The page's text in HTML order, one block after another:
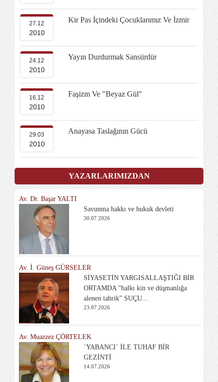
27.12
2010
Kir Pas İçindeki Çocuklarımız Ve İzmir
24.12
2010
Yayın Durdurmak Sansürdür
16.12
2010
Faşizm Ve "Beyaz Gül"
29.03
2010
Anayasa Taslağının Gücü
YAZARLARIMIZDAN
Av. Dr. Başar YALTI
Savunma hakkı ve hukuk devleti
30.07.2026
Av. İ. Güneş GÜRSELER
SİYASETİN YARGISALLAŞTIĞI BİR
ORTAMDA “halkı kin ve düşmanlığa
alenen tahrik” SUÇU...
23.07.2026
Av. Muazzez ÇÖRTELEK
`YABANCI` İLE TUHAF BİR
GEZİNTİ
14.07.2026